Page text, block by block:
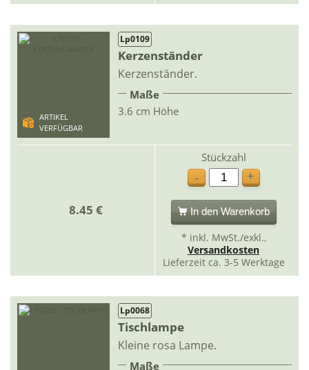
ARTIKEL
VERFÜGBAR
Lp0109
Kerzenständer
Kerzenständer.
Maße
3.6 cm Höhe
8.45 €
Stückzahl
-
+
In den Warenkorb
* inkl. MwSt./exkl.,
Versandkosten
Lieferzeit ca. 3-5 Werktage
Lp0068
Tischlampe
Kleine rosa Lampe.
Maße